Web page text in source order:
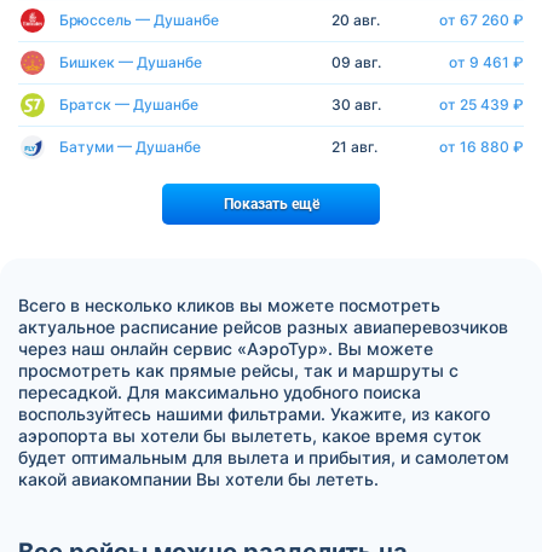
Брюссель — Душанбе 20 авг. от 67 260 ₽
Бишкек — Душанбе 09 авг. от 9 461 ₽
Братск — Душанбе 30 авг. от 25 439 ₽
Батуми — Душанбе 21 авг. от 16 880 ₽
Показать ещё
Всего в несколько кликов вы можете посмотреть
актуальное расписание рейсов разных авиаперевозчиков
через наш онлайн сервис «АэроТур». Вы можете
просмотреть как прямые рейсы, так и маршруты с
пересадкой. Для максимально удобного поиска
воспользуйтесь нашими фильтрами. Укажите, из какого
аэропорта вы хотели бы вылететь, какое время суток
будет оптимальным для вылета и прибытия, и самолетом
какой авиакомпании Вы хотели бы лететь.